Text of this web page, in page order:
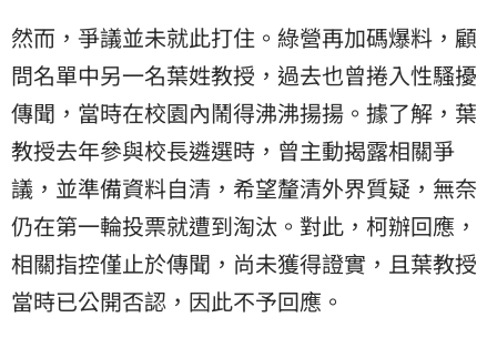
然而，爭議並未就此打住。綠營再加碼爆料，顧
問名單中另一名葉姓教授，過去也曾捲入性騷擾
傳聞，當時在校園內鬧得沸沸揚揚。據了解，葉
教授去年參與校長遴選時，曾主動揭露相關爭
議，並準備資料自清，希望釐清外界質疑，無奈
仍在第一輪投票就遭到淘汰。對此，柯辦回應，
相關指控僅止於傳聞，尚未獲得證實，且葉教授
當時已公開否認，因此不予回應。